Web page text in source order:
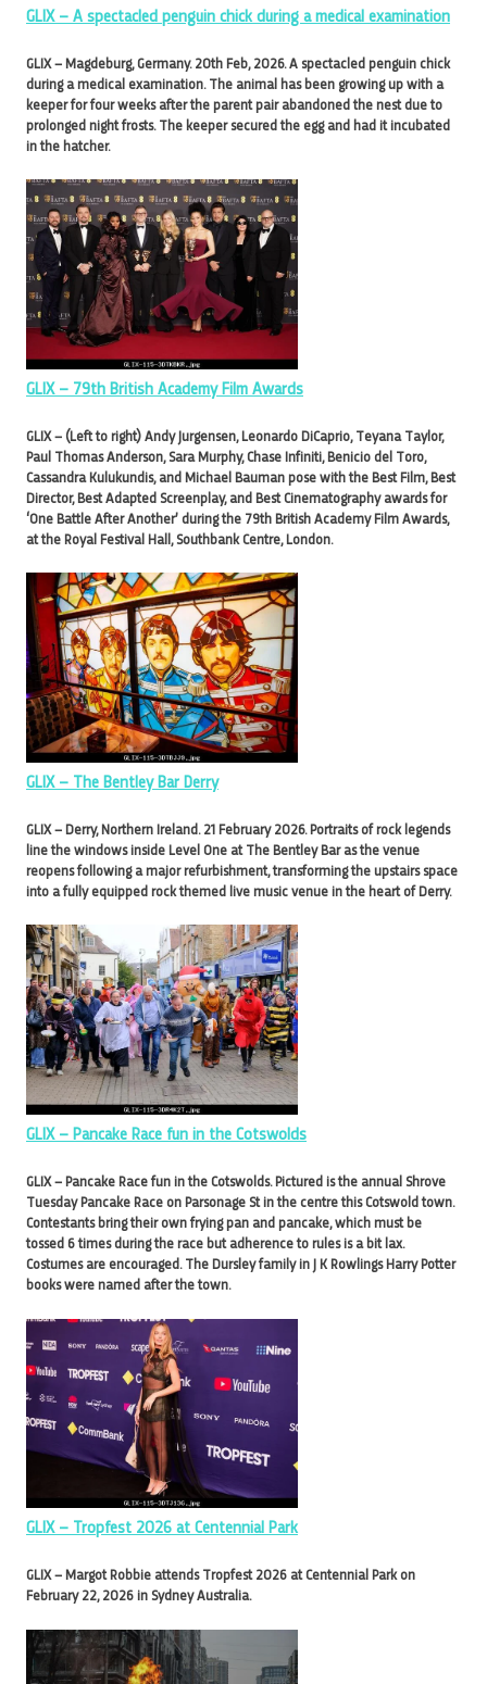
GLIX – A spectacled penguin chick during a medical examination
GLIX – Magdeburg, Germany. 20th Feb, 2026. A spectacled penguin chick
during a medical examination. The animal has been growing up with a
keeper for four weeks after the parent pair abandoned the nest due to
prolonged night frosts. The keeper secured the egg and had it incubated
in the hatcher.
GLIX – 79th British Academy Film Awards
GLIX – (Left to right) Andy Jurgensen, Leonardo DiCaprio, Teyana Taylor,
Paul Thomas Anderson, Sara Murphy, Chase Infiniti, Benicio del Toro,
Cassandra Kulukundis, and Michael Bauman pose with the Best Film, Best
Director, Best Adapted Screenplay, and Best Cinematography awards for
‘One Battle After Another’ during the 79th British Academy Film Awards,
at the Royal Festival Hall, Southbank Centre, London.
GLIX – The Bentley Bar Derry
GLIX – Derry, Northern Ireland. 21 February 2026. Portraits of rock legends
line the windows inside Level One at The Bentley Bar as the venue
reopens following a major refurbishment, transforming the upstairs space
into a fully equipped rock themed live music venue in the heart of Derry.
GLIX – Pancake Race fun in the Cotswolds
GLIX – Pancake Race fun in the Cotswolds. Pictured is the annual Shrove
Tuesday Pancake Race on Parsonage St in the centre this Cotswold town.
Contestants bring their own frying pan and pancake, which must be
tossed 6 times during the race but adherence to rules is a bit lax.
Costumes are encouraged. The Dursley family in J K Rowlings Harry Potter
books were named after the town.
GLIX – Tropfest 2026 at Centennial Park
GLIX – Margot Robbie attends Tropfest 2026 at Centennial Park on
February 22, 2026 in Sydney Australia.